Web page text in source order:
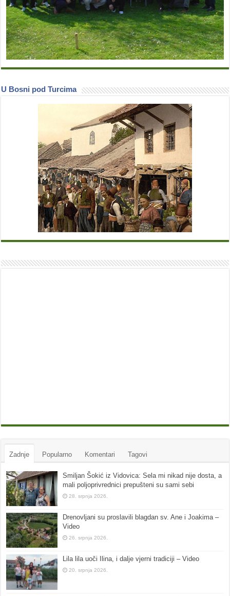
U Bosni pod Turcima
Zadnje Popularno Komentari Tagovi
Smiljan Šokić iz Vidovica: Sela mi nikad nije dosta, a
mali poljoprivrednici prepušteni su sami sebi
28. srpnja 2026.
Drenovljani su proslavili blagdan sv. Ane i Joakima –
Video
26. srpnja 2026.
Lila lila uoči Ilina, i dalje vjerni tradiciji – Video
20. srpnja 2026.